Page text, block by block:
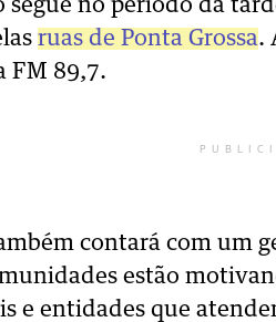
segue no período da
ruas de Ponta Grossa.
FM 89,7.
contará com um
estão
e entidades que